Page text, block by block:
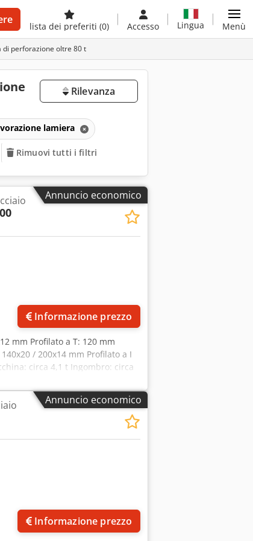
lista dei preferiti (0) Accesso Lingua Menù
di perforazione oltre 80 t
Rilevanza
lamiera
Rimuovi tutti i filtri
Annuncio economico
Informazione prezzo
mm Profilato a T: 120 mm
/ 200x14 mm Profilato a I
circa 4,1 t Ingombro: circa
delle lame per 4 coppie
Annuncio economico
Informazione prezzo